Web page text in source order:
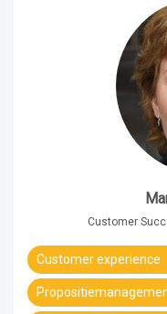
Customer
Customer experience